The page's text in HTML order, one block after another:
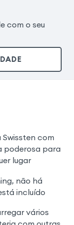
com o seu
com
poderosa para
lugar
não há
incluído
vários